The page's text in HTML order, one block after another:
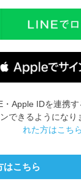
Apple IDを連携
できるようになり
れた方はこちら
はこちら